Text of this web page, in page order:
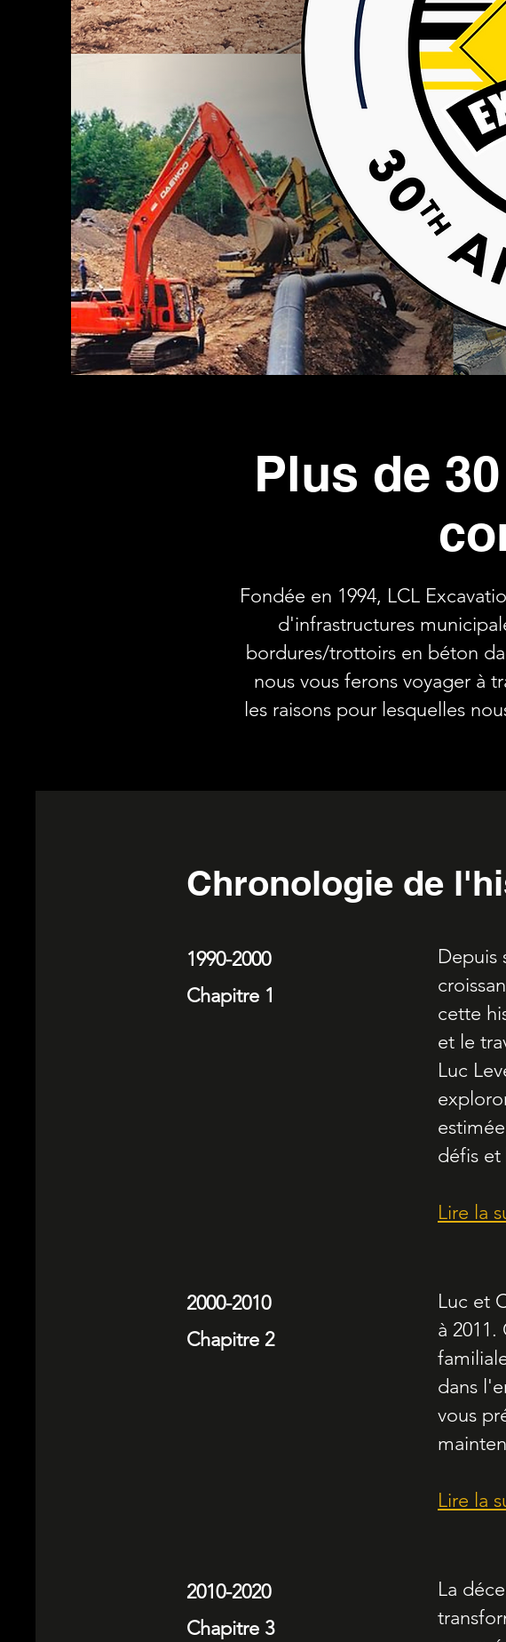
Plus de
Fondée en 1994, LCL
d'infrastructures
bordures/trottoirs en béton
nous vous ferons voyager à
les raisons pour lesquelles
Chronologie de
1990-2000
Chapitre 1
Depuis
cette
et le
Luc
défis et
Lire la
2000-2010
Chapitre 2
Luc et
à
dans
vous
Lire la
2010-2020
Chapitre 3
La